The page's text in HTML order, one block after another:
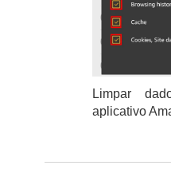
Limpar
aplicativo